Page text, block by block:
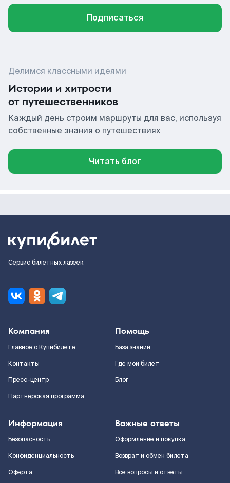
Подписаться
Делимся классными идеями
Истории и хитрости
от путешественников
Каждый день строим маршруты для вас, используя
собственные знания о путешествиях
Читать блог
Сервис билетных лазеек
Компания
Главное о Купибилете
Контакты
Пресс-центр
Партнерская программа
Помощь
База знаний
Где мой билет
Блог
Информация
Безопасность
Конфиденциальность
Оферта
Важные ответы
Оформление и покупка
Возврат и обмен билета
Все вопросы и ответы